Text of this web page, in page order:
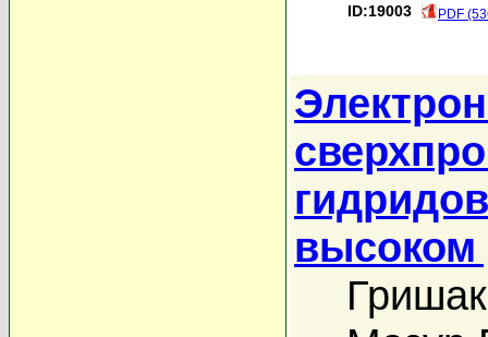
ID:19003 PDF
высоком